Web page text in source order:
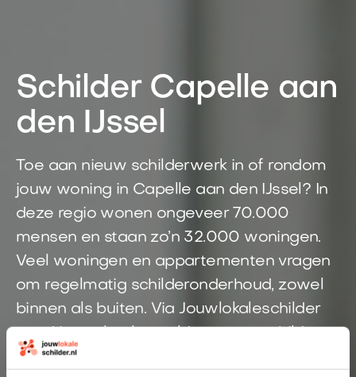
Schilder Capelle aan
den IJssel
Toe aan nieuw schilderwerk in of rondom
jouw woning in Capelle aan den IJssel? In
deze regio wonen ongeveer 70.000
mensen en staan zo’n 32.000 woningen.
Veel woningen en appartementen vragen
om regelmatig schilderonderhoud, zowel
binnen als buiten. Via Jouwlokaleschilder
uit de buurt. Je geeft je klus online door,